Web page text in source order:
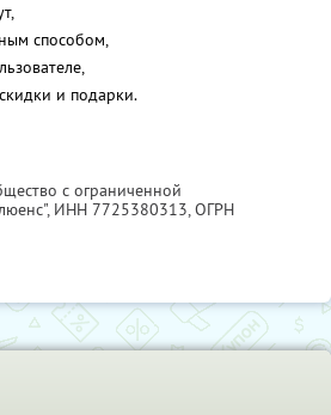
способом,
и подарки.
с ограниченной
ИНН 7725380313, ОГРН